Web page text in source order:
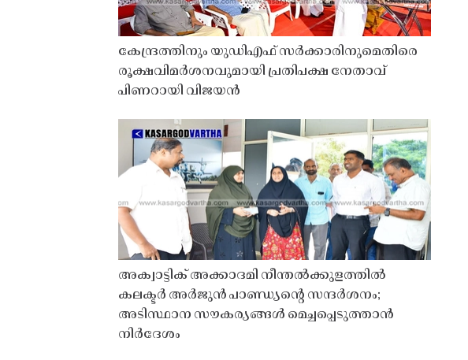
കേന്ദ്രത്തിനും യുഡിഎഫ് സർക്കാരിനുമെതിരെ
രൂക്ഷവിമർശനവുമായി പ്രതിപക്ഷ നേതാവ്
പിണറായി വിജയൻ
അക്വാട്ടിക് അക്കാദമി നീന്തൽക്കുളത്തിൽ
കലക്ടർ അർജുൻ പാണ്ഡ്യൻ്റെ സന്ദർശനം;
അടിസ്ഥാന സൗകര്യങ്ങൾ മെച്ചപ്പെടുത്താൻ
നിർദേശം